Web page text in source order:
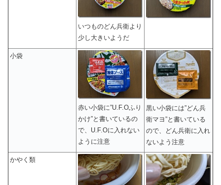
いつものどん兵衛より
少し大きいようだ
小袋
赤い小袋に”U.F.Oふり
かけ”と書いているの
で、U.F.Oに入れない
ように注意
黒い小袋には”どん兵
衛マヨ”と書いている
ので、どん兵衛に入れ
ないよう注意
かやく類